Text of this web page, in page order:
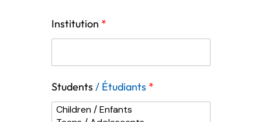
Institution *
Students/ Étudiants *